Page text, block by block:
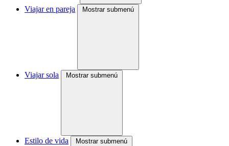
Viajar en pareja Mostrar submenú
Viajar sola Mostrar submenú
Estilo de vida Mostrar submenú